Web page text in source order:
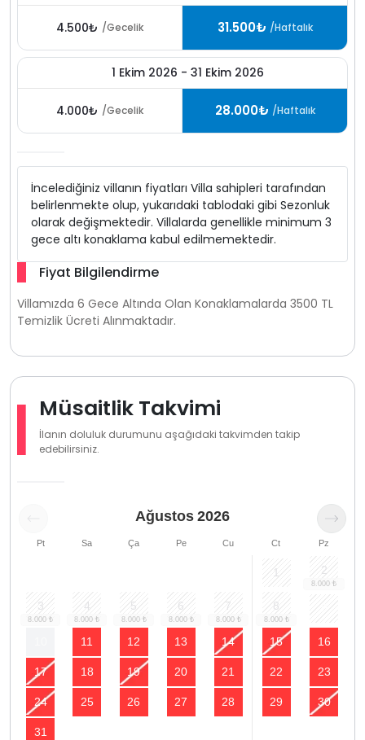
4.500₺ /Gecelik 31.500₺ /Haftalık
1 Ekim 2026 - 31 Ekim 2026
4.000₺ /Gecelik 28.000₺ /Haftalık
İncelediğiniz villanın fiyatları Villa sahipleri tarafından
belirlenmekte olup, yukarıdaki tablodaki gibi Sezonluk
olarak değişmektedir. Villalarda genellikle minimum 3
gece altı konaklama kabul edilmemektedir.
Fiyat Bilgilendirme
Villamızda 6 Gece Altında Olan Konaklamalarda 3500 TL
Temizlik Ücreti Alınmaktadır.
Müsaitlik Takvimi
İlanın doluluk durumunu aşağıdaki takvimden takip
edebilirsiniz.
Ağustos 2026
Pt Sa Ça Pe Cu Ct Pz
1 2
3 4 5 6 7 8
11 12 13 14 15 16
17 18 19 20 21 22 23
24 25 26 27 28 29 30
31